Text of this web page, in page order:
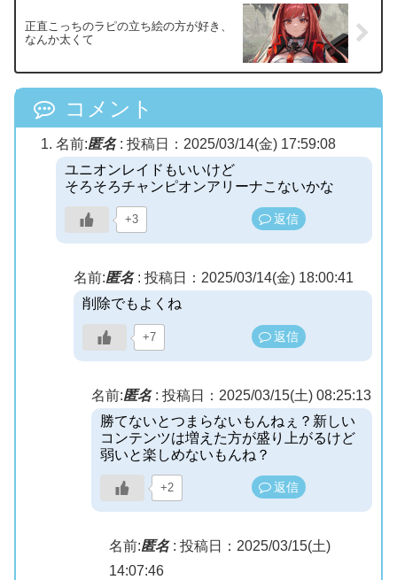
正直こっちのラピの立ち絵の方が好き、
なんか太くて
コメント
名前:匿名: 投稿日：2025/03/14(金) 17:59:08
ユニオンレイドもいいけど
そろそろチャンピオンアリーナこないかな
+3 返信
名前:匿名: 投稿日：2025/03/14(金) 18:00:41
削除でもよくね
+7 返信
名前:匿名: 投稿日：2025/03/15(土) 08:25:13
勝てないとつまらないもんねぇ？新しい
コンテンツは増えた方が盛り上がるけど
弱いと楽しめないもんね？
+2 返信
名前:匿名: 投稿日：2025/03/15(土)
14:07:46